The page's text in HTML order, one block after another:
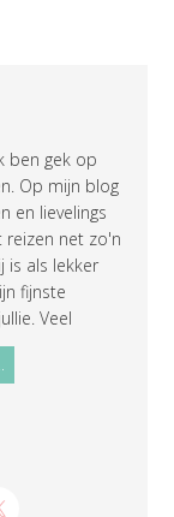
ben gek op
Op mijn blog
en lievelings
reizen net zo'n
is als lekker
fijnste
Veel